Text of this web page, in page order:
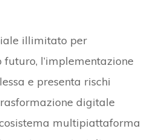
illimitato per
l’implementazione
e presenta rischi
digitale
multipiattaforma